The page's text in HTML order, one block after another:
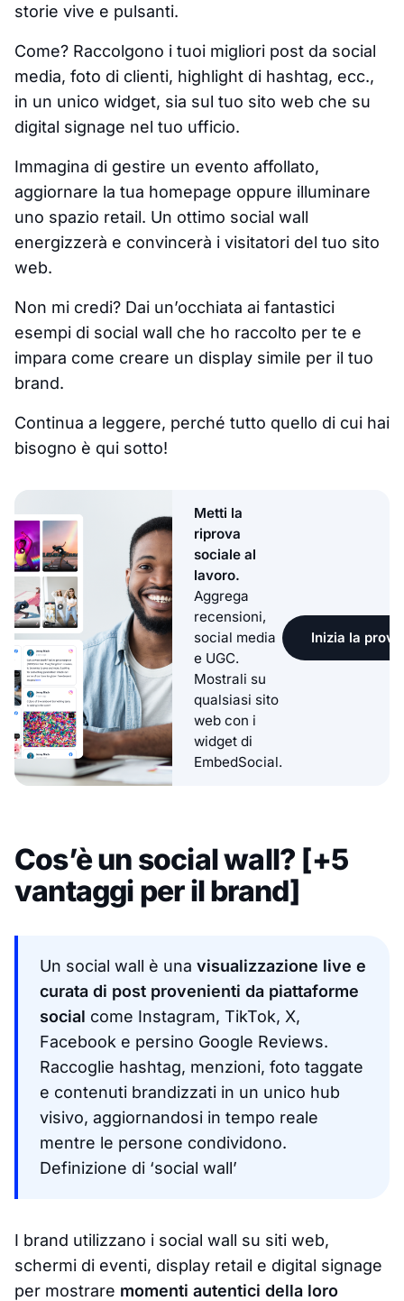
storie vive e pulsanti.
Come? Raccolgono i tuoi migliori post da social
media, foto di clienti, highlight di hashtag, ecc.,
in un unico widget, sia sul tuo sito web che su
digital signage nel tuo ufficio.
Immagina di gestire un evento affollato,
aggiornare la tua homepage oppure illuminare
uno spazio retail. Un ottimo social wall
energizzerà e convincerà i visitatori del tuo sito
web.
Non mi credi? Dai un’occhiata ai fantastici
esempi di social wall che ho raccolto per te e
impara come creare un display simile per il tuo
brand.
Continua a leggere, perché tutto quello di cui hai
bisogno è qui sotto!
Metti la
riprova
sociale al
lavoro.
Aggrega
recensioni,
social media
e UGC.
Mostrali su
qualsiasi sito
web con i
widget di
EmbedSocial.
Inizia la
Cos’è un social wall? [+5
vantaggi per il brand]
Un social wall è una visualizzazione live e
curata di post provenienti da piattaforme
social come Instagram, TikTok, X,
Facebook e persino Google Reviews.
Raccoglie hashtag, menzioni, foto taggate
e contenuti brandizzati in un unico hub
visivo, aggiornandosi in tempo reale
mentre le persone condividono.
Definizione di ‘social wall’
I brand utilizzano i social wall su siti web,
schermi di eventi, display retail e digital signage
per mostrare momenti autentici della loro